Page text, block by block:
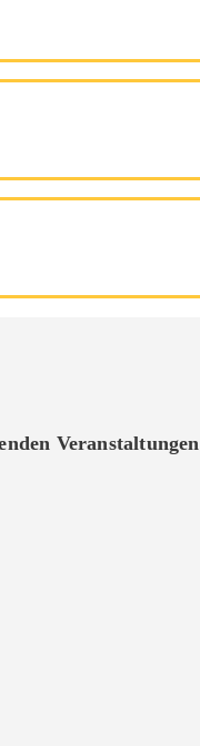
Veranstaltungen